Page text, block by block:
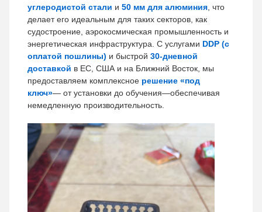
углеродистой стали и 50 мм для алюминия , что
делает его идеальным для таких секторов, как
судостроение, аэрокосмическая промышленность и
энергетическая инфраструктура. С услугами DDP (с
оплатой пошлины) и быстрой 30-дневной
доставкой в ЕС, США и на Ближний Восток, мы
предоставляем комплексное решение «под
ключ»— от установки до обучения—обеспечивая
немедленную производительность.